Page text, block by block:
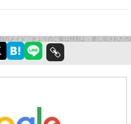
のメイド「きょうのご飯は特別よ」差し出された